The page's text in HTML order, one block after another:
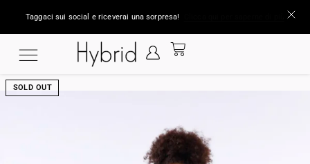
Taggaci sui social e riceverai una sorpresa!
SOLD OUT